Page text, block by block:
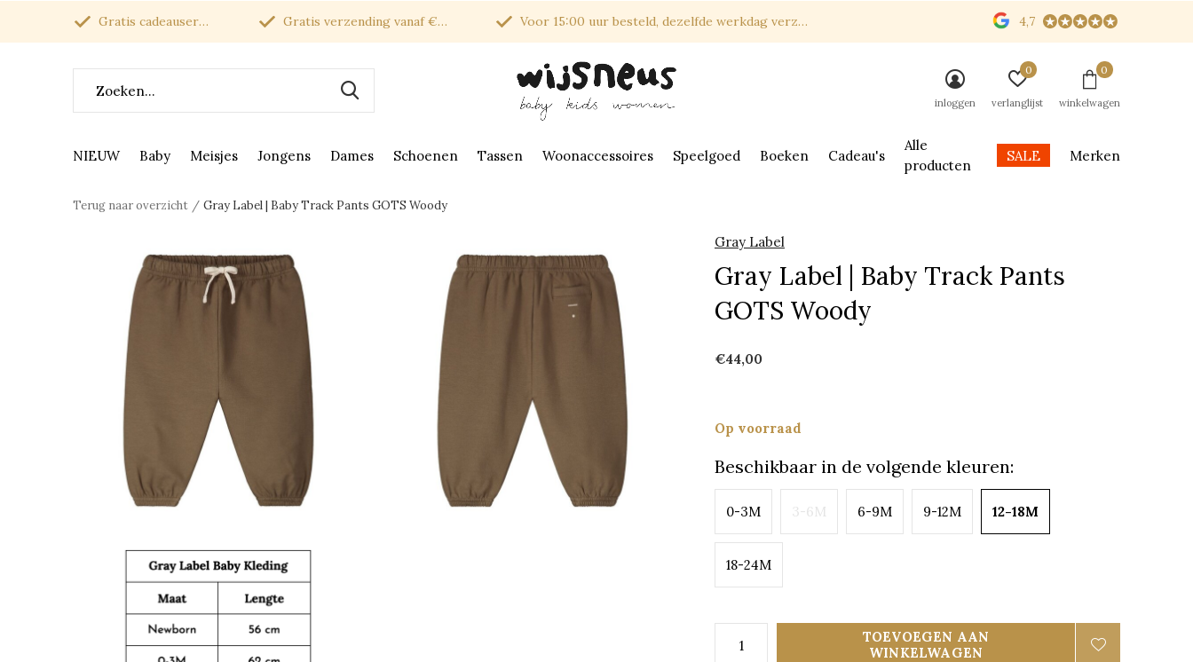
NIEUW Baby Meisjes Jongens Dames Schoenen Tassen Woonaccessoires Speelgoed Boeken Cadeau's
Alle
producten
SALE Merken
inloggen verlanglijst
0
winkelwagen
0
Gratis cadeauservice Gratis verzending vanaf €150* Voor 15:00 uur besteld, dezelfde werkdag verzonden 4,7
Terug naar overzicht Gray Label | Baby Track Pants GOTS Woody
Gray Label
Gray Label | Baby Track Pants
GOTS Woody
€44,00
Op voorraad
Beschikbaar in de volgende kleuren:
0-3M 3-6M 6-9M 9-12M 12-18M
18-24M
TOEVOEGEN AAN
WINKELWAGEN